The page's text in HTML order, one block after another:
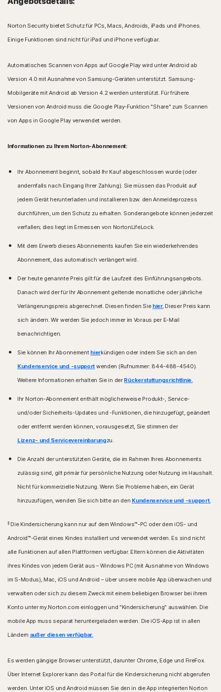
Norton Security bietet Schutz für PCs, Macs, Androids, iPads und iPhones.
Einige Funktionen sind nicht für iPad und iPhone verfügbar.
Automatisches Scannen von Apps auf Google Play wird unter Android ab
Version 4.0 mit Ausnahme von Samsung-Geräten unterstützt. Samsung-
Mobilgeräte mit Android ab Version 4.2 werden unterstützt. Für frühere
Versionen von Android muss die Google Play-Funktion "Share" zum Scannen
von Apps in Google Play verwendet werden.
Informationen zu Ihrem Norton-Abonnement:
Ihr Abonnement beginnt, sobald Ihr Kauf abgeschlossen wurde (oder
andernfalls nach Eingang Ihrer Zahlung). Sie müssen das Produkt auf
jedem Gerät herunterladen und installieren bzw. den Anmeldeprozess
durchführen, um den Schutz zu erhalten. Sonderangebote können jederzeit
verfallen; dies liegt im Ermessen von NortonLifeLock.
Mit dem Erwerb dieses Abonnements kaufen Sie ein wiederkehrendes
Abonnement, das automatisch verlängert wird.
Der heute genannte Preis gilt für die Laufzeit des Einführungsangebots.
Danach wird der für Ihr Abonnement geltende monatliche oder jährliche
Verlängerungspreis abgerechnet. Diesen finden Sie hier.Dieser Preis kann
sich ändern. Wir werden Sie jedoch immer im Voraus per E-Mail
benachrichtigen.
Sie können Ihr Abonnement hierkündigen oder indem Sie sich an den
Kundenservice und -support wenden (Rufnummer: 844-488-4540).
Weitere Informationen erhalten Sie in der Rückerstattungsrichtlinie.
Ihr Norton-Abonnement enthält möglicherweise Produkt-, Service-
und/oder Sicherheits-Updates und -Funktionen, die hinzugefügt, geändert
oder entfernt werden können, vorausgesetzt, Sie stimmen der
Lizenz- und Servicevereinbarungzu.
Die Anzahl der unterstützten Geräte, die im Rahmen Ihres Abonnements
zulässig sind, gilt primär für persönliche Nutzung oder Nutzung im Haushalt.
Nicht für kommerzielle Nutzung. Wenn Sie Probleme haben, ein Gerät
hinzuzufügen, wenden Sie sich bitte an den Kundenservice und -support.
‡Die Kindersicherung kann nur auf dem Windows™-PC oder dem iOS- und
Android™-Gerät eines Kindes installiert und verwendet werden. Es sind nicht
alle Funktionen auf allen Plattformen verfügbar. Eltern können die Aktivitäten
ihres Kindes von jedem Gerät aus – Windows PC (mit Ausnahme von Windows
im S-Modus), Mac, iOS und Android – über unsere mobile App überwachen und
verwalten oder sich zu diesem Zweck mit einem beliebigen Browser bei ihrem
Konto unter my.Norton.com einloggen und "Kindersicherung" auswählen. Die
mobile App muss separat heruntergeladen werden. Die iOS-App ist in allen
Ländern außer diesen verfügbar.
Es werden gängige Browser unterstützt, darunter Chrome, Edge und FireFox.
Über Internet Explorer kann das Portal für die Kindersicherung nicht abgerufen
werden. Unter iOS und Android müssen Sie den in die App integrierten Norton